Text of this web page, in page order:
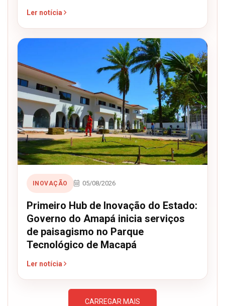
Ler notícia
INOVAÇÃO 05/08/2026
Primeiro Hub de Inovação do Estado:
Governo do Amapá inicia serviços
de paisagismo no Parque
Tecnológico de Macapá
Ler notícia
CARREGAR MAIS